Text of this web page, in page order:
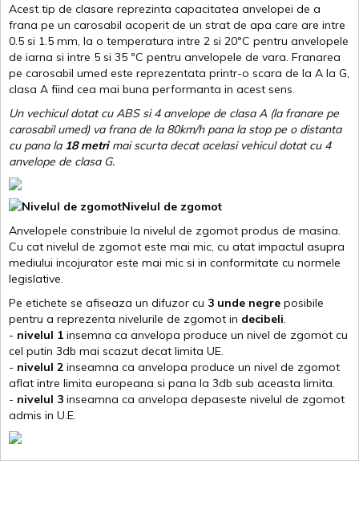
Acest tip de clasare reprezinta capacitatea anvelopei de a
frana pe un carosabil acoperit de un strat de apa care are intre
0.5 si 1.5 mm, la o temperatura intre 2 si 20ºC pentru anvelopele
de iarna si intre 5 si 35 ºC pentru anvelopele de vara. Franarea
pe carosabil umed este reprezentata printr-o scara de la A la G,
clasa A fiind cea mai buna performanta in acest sens.
Un vechicul dotat cu ABS si 4 anvelope de clasa A (la franare pe
carosabil umed) va frana de la 80km/h pana la stop pe o distanta
cu pana la 18 metrimai scurta decat acelasi vehicul dotat cu 4
anvelope de clasa G.
Nivelul de zgomot
Anvelopele constribuie la nivelul de zgomot produs de masina.
Cu cat nivelul de zgomot este mai mic, cu atat impactul asupra
mediului incojurator este mai mic si in conformitate cu normele
legislative.
Pe etichete se afiseaza un difuzor cu 3 unde negre posibile
pentru a reprezenta nivelurile de zgomot in decibeli
- nivelul 1 insemna ca anvelopa produce un nivel de zgomot cu
cel putin 3db mai scazut decat limita UE.
- nivelul 2 inseamna ca anvelopa produce un nivel de zgomot
aflat intre limita europeana si pana la 3db sub aceasta limita.
- nivelul 3 inseamna ca anvelopa depaseste nivelul de zgomot
admis in U.E.